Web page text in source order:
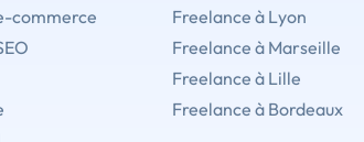
commerce
Freelance à Lyon
Freelance à Marseille
Freelance à Lille
Freelance à Bordeaux